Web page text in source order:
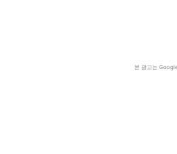
본 광고는